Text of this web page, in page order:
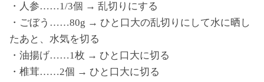
・人参……1/3個 → 乱切りにする
・ごぼう……80g → ひと口大の乱切りにして水に晒し
たあと、水気を切る
・油揚げ……1枚 → ひと口大に切る
・椎茸……2個 → ひと口大に切る